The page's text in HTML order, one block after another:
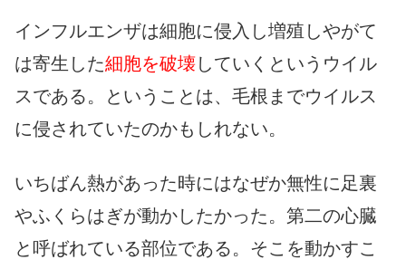
インフルエンザは細胞に侵入し増殖しやがて
は寄生した細胞を破壊していくというウイル
スである。ということは、毛根までウイルス
に侵されていたのかもしれない。
いちばん熱があった時にはなぜか無性に足裏
やふくらはぎが動かしたかった。第二の心臓
と呼ばれている部位である。そこを動かすこ